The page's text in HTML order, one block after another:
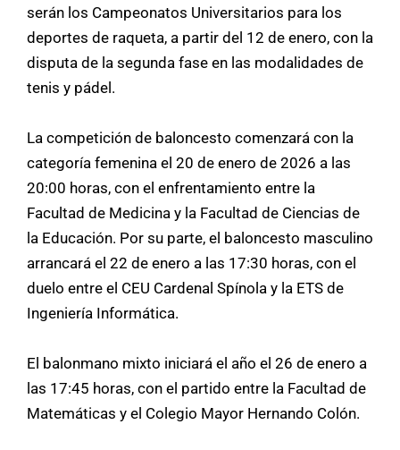
serán los Campeonatos Universitarios para los
deportes de raqueta, a partir del 12 de enero, con la
disputa de la segunda fase en las modalidades de
tenis y pádel.
La competición de baloncesto comenzará con la
categoría femenina el 20 de enero de 2026 a las
20:00 horas, con el enfrentamiento entre la
Facultad de Medicina y la Facultad de Ciencias de
la Educación. Por su parte, el baloncesto masculino
arrancará el 22 de enero a las 17:30 horas, con el
duelo entre el CEU Cardenal Spínola y la ETS de
Ingeniería Informática.
El balonmano mixto iniciará el año el 26 de enero a
las 17:45 horas, con el partido entre la Facultad de
Matemáticas y el Colegio Mayor Hernando Colón.